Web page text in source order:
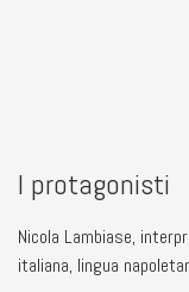
I protagonisti
Nicola Lambiase,
italiana, lingua